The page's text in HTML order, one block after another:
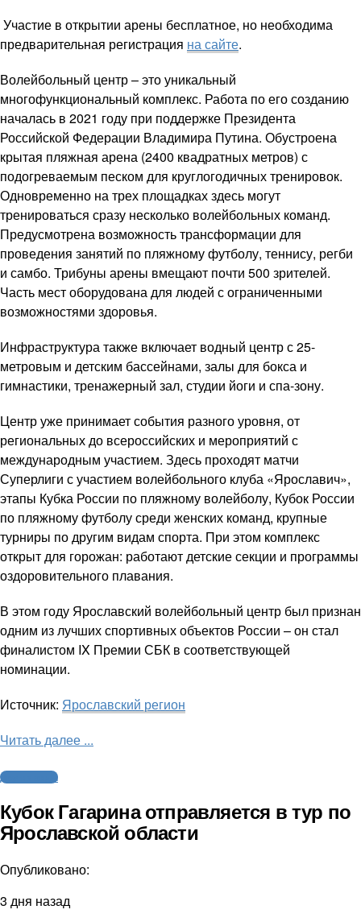
Участие в открытии арены бесплатное, но необходима
предварительная регистрация на сайте.
Волейбольный центр – это уникальный
многофункциональный комплекс. Работа по его созданию
началась в 2021 году при поддержке Президента
Российской Федерации Владимира Путина. Обустроена
крытая пляжная арена (2400 квадратных метров) с
подогреваемым песком для круглогодичных тренировок.
Одновременно на трех площадках здесь могут
тренироваться сразу несколько волейбольных команд.
Предусмотрена возможность трансформации для
проведения занятий по пляжному футболу, теннису, регби
и самбо. Трибуны арены вмещают почти 500 зрителей.
Часть мест оборудована для людей с ограниченными
возможностями здоровья.
Инфраструктура также включает водный центр с 25-
метровым и детским бассейнами, залы для бокса и
гимнастики, тренажерный зал, студии йоги и спа-зону.
Центр уже принимает события разного уровня, от
региональных до всероссийских и мероприятий с
международным участием. Здесь проходят матчи
Суперлиги с участием волейбольного клуба «Ярославич»,
этапы Кубка России по пляжному волейболу, Кубок России
по пляжному футболу среди женских команд, крупные
турниры по другим видам спорта. При этом комплекс
открыт для горожан: работают детские секции и программы
оздоровительного плавания.
В этом году Ярославский волейбольный центр был признан
одним из лучших спортивных объектов России – он стал
финалистом IX Премии СБК в соответствующей
номинации.
Источник: Ярославский регион
Читать далее ...
Другие виды
Кубок Гагарина отправляется в тур по
Ярославской области
Опубликовано:
3 дня назад